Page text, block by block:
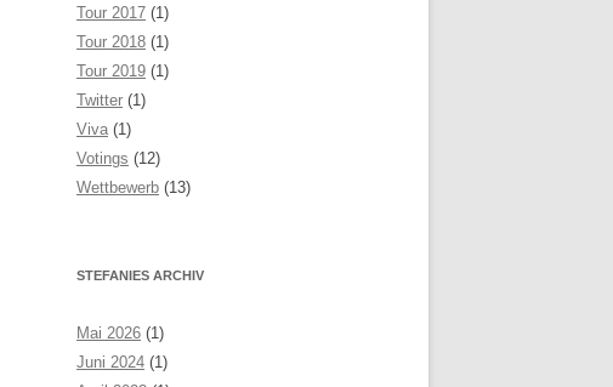
Tour 2017 (1)
Tour 2018 (1)
Tour 2019 (1)
Twitter (1)
Viva (1)
Votings (12)
Wettbewerb (13)
STEFANIES ARCHIV
Mai 2026 (1)
Juni 2024 (1)